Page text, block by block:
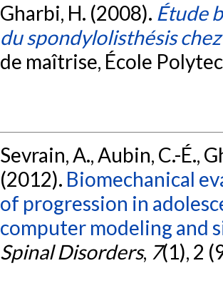
Gharbi, H. (2008). Étude
du spondylolisthésis
de maîtrise, École
Sevrain, A., Aubin, C.-É.,
(2012). Biomechanical
of progression in
computer modeling and
Spinal Disorders, 7(1), 2